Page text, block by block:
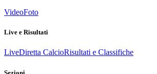
VideoFoto
Live e Risultati
LiveDiretta CalcioRisultati e Classifiche